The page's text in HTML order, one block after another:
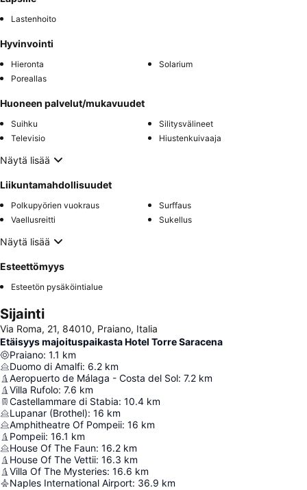
Lastenhoito
Hyvinvointi
Hieronta
Solarium
Poreallas
Huoneen palvelut/mukavuudet
Suihku
Silitysvälineet
Televisio
Hiustenkuivaaja
Näytä lisää
Liikuntamahdollisuudet
Polkupyörien vuokraus
Surffaus
Vaellusreitti
Sukellus
Näytä lisää
Esteettömyys
Esteetön pysäköintialue
Sijainti
Via Roma, 21, 84010, Praiano, Italia
Etäisyys majoituspaikasta Hotel Torre Saracena
Praiano: 1.1 km
Duomo di Amalfi: 6.2 km
Aeropuerto de Málaga - Costa del Sol: 7.2 km
Villa Rufolo: 7.6 km
Castellammare di Stabia: 10.4 km
Lupanar (Brothel): 16 km
Amphitheatre Of Pompeii: 16 km
Pompeii: 16.1 km
House Of The Faun: 16.2 km
House Of The Vettii: 16.3 km
Villa Of The Mysteries: 16.6 km
Naples International Airport: 36.9 km